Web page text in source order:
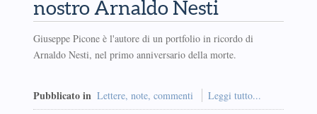
nostro Arnaldo Nesti
Giuseppe Picone è l'autore di un portfolio in ricordo di
Arnaldo Nesti, nel primo anniversario della morte.
Pubblicato in Lettere, note, commenti Leggi tutto...